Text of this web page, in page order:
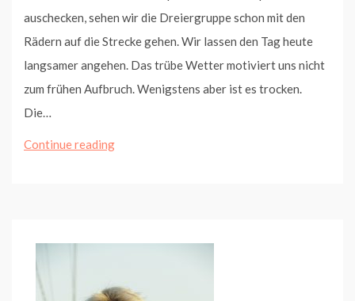
auschecken, sehen wir die Dreiergruppe schon mit den
Rädern auf die Strecke gehen. Wir lassen den Tag heute
langsamer angehen. Das trübe Wetter motiviert uns nicht
zum frühen Aufbruch. Wenigstens aber ist es trocken.
Die…
Continue readingVon